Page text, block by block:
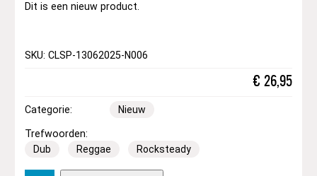
Dit is een nieuw product.
SKU: CLSP-13062025-N006
€ 26,95
Categorie: Nieuw
Trefwoorden:
Dub
Reggae Rocksteady